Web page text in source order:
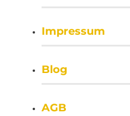
Impressum
Blog
AGB